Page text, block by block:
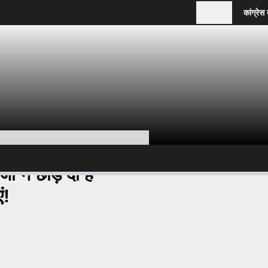
कांग्रेस का मिशन
ने छोड़ दी हैं